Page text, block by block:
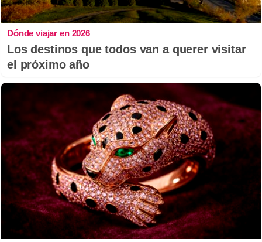
Dónde viajar en 2026
Los destinos que todos van a querer visitar
el próximo año